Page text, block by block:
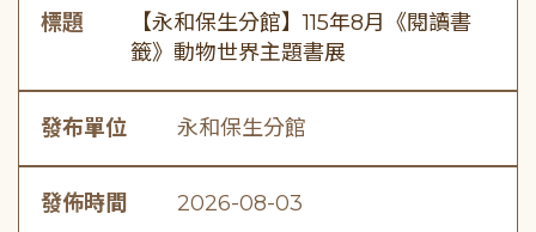
標題
【永和保生分館】115年8月《閱讀書
籤》動物世界主題書展
發布單位 永和保生分館
發佈時間 2026-08-03